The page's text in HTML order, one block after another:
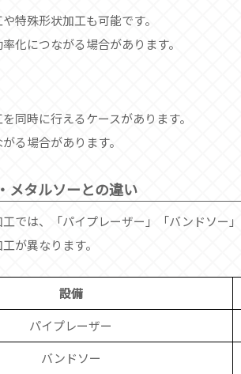
特殊形状加工も可能です。
化につながる場合があります。
同時に行えるケースがあります。
る場合があります。
メタルソーとの違い
では、「パイプレーザー」「バンドソー
が異なります。
設備
パイプレーザー
バンドソー